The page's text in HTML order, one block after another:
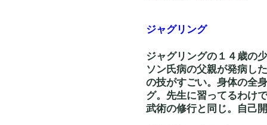
ジャグリング
ジャグリングの１４歳の
ソン氏病の父親が発病し
の技がすごい。身体の全
グ。先生に習ってるわけ
武術の修行と同じ。自己